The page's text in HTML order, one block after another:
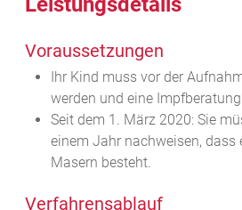
Voraussetzungen
Ihr Kind muss vor der
werden und eine
Seit dem 1. März 2020: Sie
einem Jahr nachweisen, dass
Masern besteht.
Verfahrensablauf